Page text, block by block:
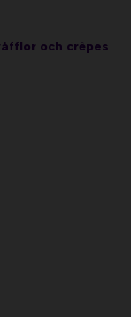
och crêpes